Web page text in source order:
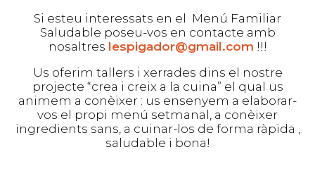
Email
Al hacer clic en el botón, aceptas la política de privacidad
Si esteu interessats en el Menú Familiar
Saludable poseu-vos en contacte amb
nosaltres lespigador@gmail.com !!!
Us oferim tallers i xerrades dins el nostre
projecte “crea i creix a la cuina” el qual us
animem a conèixer : us ensenyem a elaborar-
vos el propi menú setmanal, a conèixer
ingredients sans, a cuinar-los de forma ràpida ,
saludable i bona!